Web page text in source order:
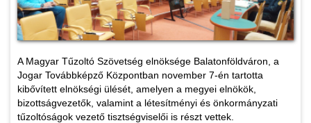
A Magyar Tűzoltó Szövetség elnöksége Balatonföldváron, a
Jogar Továbbképző Központban november 7-én tartotta
kibővített elnökségi ülését, amelyen a megyei elnökök,
bizottságvezetők, valamint a létesítményi és önkormányzati
tűzoltóságok vezető tisztségviselői is részt vettek.